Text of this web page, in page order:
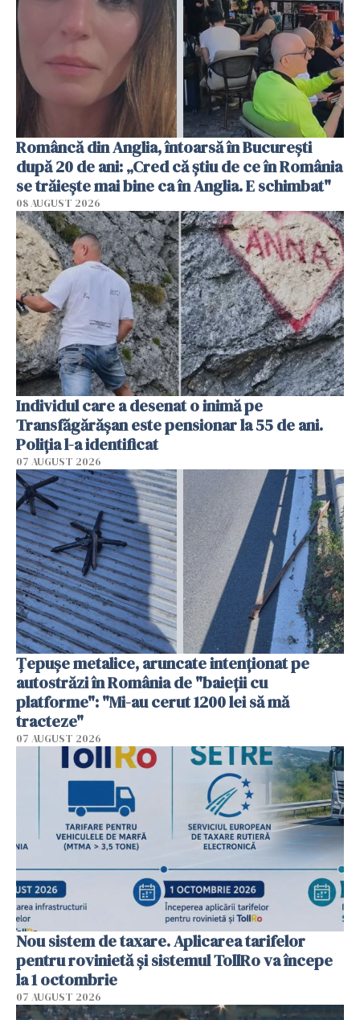
Româncă din Anglia, întoarsă în București
după 20 de ani: „Cred că știu de ce în România
se trăiește mai bine ca în Anglia. E schimbat"
08 AUGUST 2026
Individul care a desenat o inimă pe
Transfăgărășan este pensionar la 55 de ani.
Poliția l-a identificat
07 AUGUST 2026
Țepușe metalice, aruncate intenționat pe
autostrăzi în România de "baieții cu
platforme": "Mi-au cerut 1200 lei să mă
tracteze"
07 AUGUST 2026
Nou sistem de taxare. Aplicarea tarifelor
pentru rovinietă şi sistemul TollRo va începe
la 1 octombrie
07 AUGUST 2026